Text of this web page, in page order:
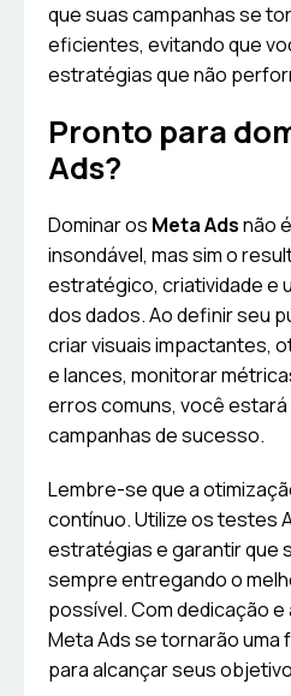
que suas campanhas se
eficientes, evitando que
estratégias que não
Pronto para
Ads?
Dominar os Meta Adsnão
insondável, mas sim o
estratégico, criatividade e
dos dados. Ao definir seu
criar visuais impactantes,
e lances, monitorar
erros comuns, você
campanhas de sucesso.
Lembre-se que a
contínuo. Utilize os testes
estratégias e garantir que
sempre entregando o
possível. Com dedicação
Meta Ads se tornarão
para alcançar seus